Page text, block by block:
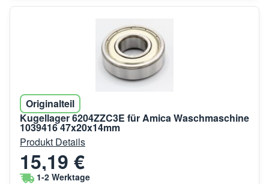
Originalteil
Kugellager 6204ZZC3E für Amica Waschmaschine
1039416 47x20x14mm
Produkt Details
15,19 €
1-2 Werktage